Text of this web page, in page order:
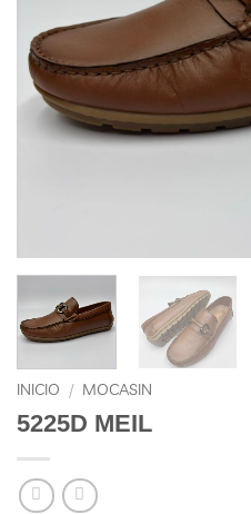
INICIO / MOCASIN
5225D MEIL